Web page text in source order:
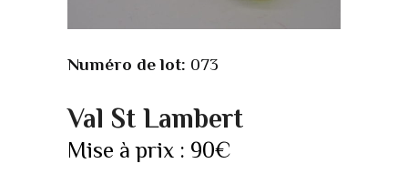
Numéro de lot: 073
Val St Lambert
Mise à prix : 90€